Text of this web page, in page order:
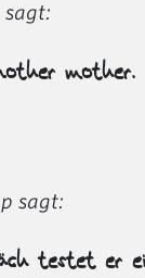
sagt:
mother.
sagt:
testet er